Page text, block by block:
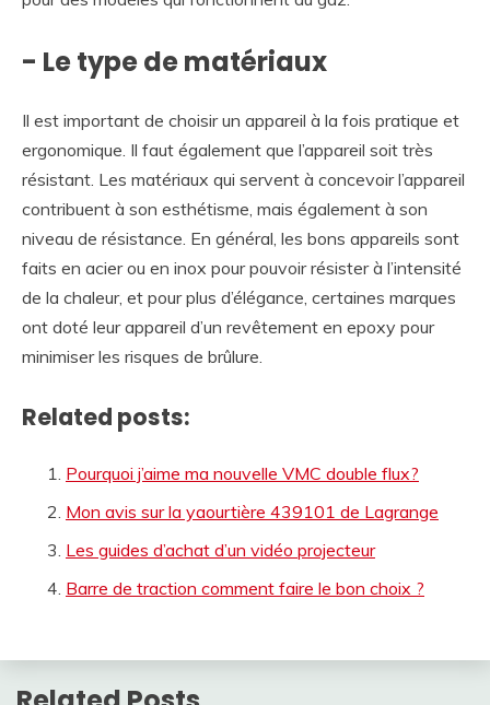
- Le type de matériaux
Il est important de choisir un appareil à la fois pratique et
ergonomique. Il faut également que l’appareil soit très
résistant. Les matériaux qui servent à concevoir l’appareil
contribuent à son esthétisme, mais également à son
niveau de résistance. En général, les bons appareils sont
faits en acier ou en inox pour pouvoir résister à l’intensité
de la chaleur, et pour plus d’élégance, certaines marques
ont doté leur appareil d’un revêtement en epoxy pour
minimiser les risques de brûlure.
Related posts:
Pourquoi j’aime ma nouvelle VMC double flux?
Mon avis sur la yaourtière 439101 de Lagrange
Les guides d’achat d’un vidéo projecteur
Barre de traction comment faire le bon choix ?